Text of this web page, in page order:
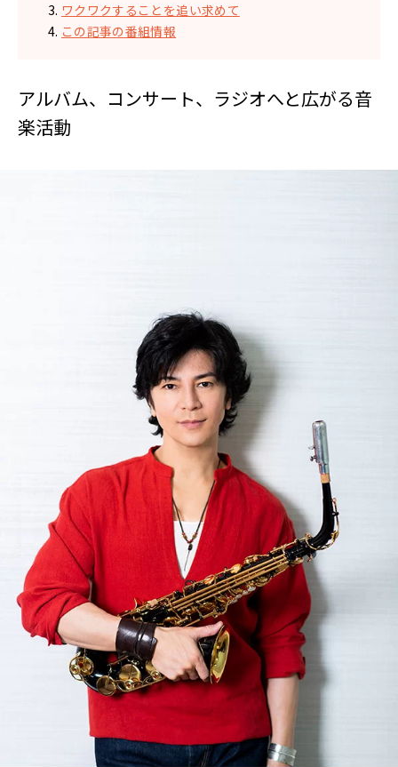
ワクワクすることを追い求めて
この記事の番組情報
アルバム、コンサート、ラジオへと広がる音
楽活動